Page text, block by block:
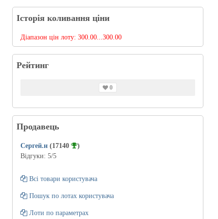
Історія коливання ціни
Діапазон цін лоту: 300.00...300.00
Рейтинг
0
Продавець
Сергей.н (17140
)
Відгуки: 5/5
Всі товари користувача
Пошук по лотах користувача
Лоти по параметрах